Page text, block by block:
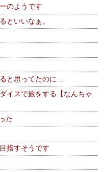
のようです
といいなぁ。
と思ってたのに…
イスで旅をする【なんちゃ
た
指すそうです